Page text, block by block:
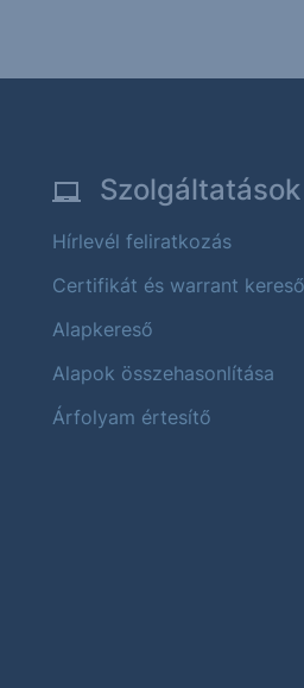
Szolgáltatások
Hírlevél feliratkozás
Certifikát és warrant kereső
Alapkereső
Alapok összehasonlítása
Árfolyam értesítő